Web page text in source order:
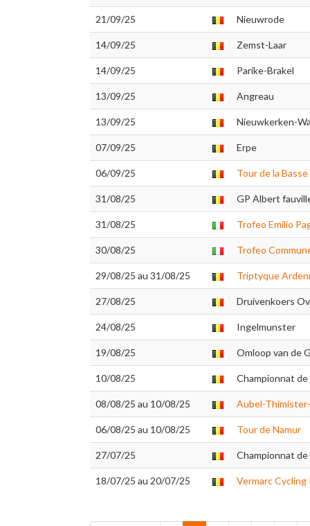
21/09/25 Nieuwrode
14/09/25 Zemst-Laar
14/09/25 Parike-Brakel
13/09/25 Angreau
13/09/25 Nieuwkerken-
07/09/25 Erpe
06/09/25 Tour de la
31/08/25 GP Albert
31/08/25 Trofeo Emilio
30/08/25 Trofeo
29/08/25 au 31/08/25 Triptyque
27/08/25 Druivenkoers
24/08/25 Ingelmunster
19/08/25 Omloop van de
10/08/25 Championnat
08/08/25 au 10/08/25 Aubel-
06/08/25 au 10/08/25 Tour de Namur
27/07/25 Championnat
18/07/25 au 20/07/25 Vermarc